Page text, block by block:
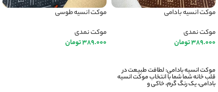
موکت انسیه بادامی
موکت نمدی
389.000تومان
موکت انسیه بادامی: لطافت طبیعت در
قلب خانه شما شما با انتخاب موکت انسیه
بادامی، یک رنگ گرم، خاکی و
موکت انسیه طوسی
موکت نمدی
389.000تومان